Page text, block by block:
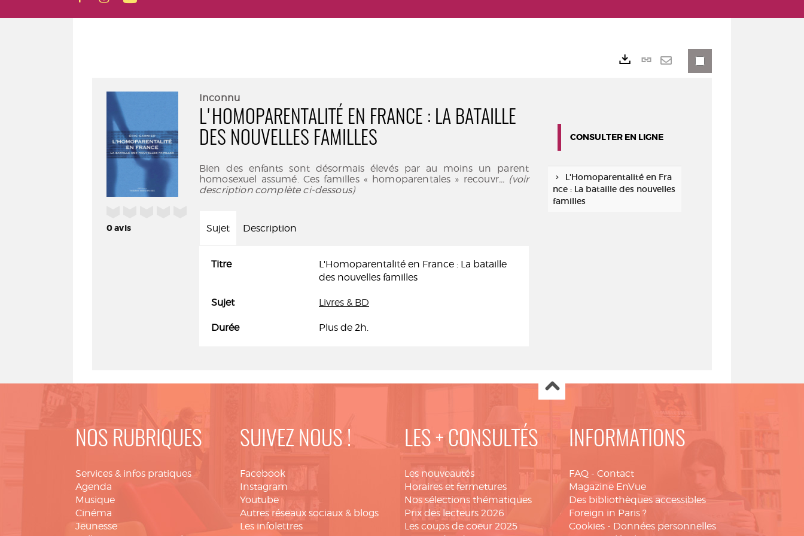
0avis
Inconnu
L'HOMOPARENTALITÉ EN FRANCE : LA BATAILLE
DES NOUVELLES FAMILLES
Bien des enfants sont désormais élevés par au moins un parent
homosexuel assumé. Ces familles « homoparentales » recouvr... (voir
description complète ci-dessous)
Sujet Description
Titre
L'Homoparentalité en France : La bataille
des nouvelles familles
Sujet Livres & BD
Durée Plus de 2h.
Lien
CONSULTER EN LIGNE
L'Homoparentalité en Fra
nce : La bataille des nouvelles
familles
NOS RUBRIQUES
Services & infos pratiques
Agenda
Musique
Cinéma
Jeunesse
SUIVEZ NOUS !
Facebook
Instagram
Youtube
Autres réseaux sociaux & blogs
Les infolettres
LES + CONSULTÉS
Les nouveautés
Horaires et fermetures
Nos sélections thématiques
Prix des lecteurs 2026
Les coups de coeur 2025
INFORMATIONS
FAQ - Contact
Magazine EnVue
Des bibliothèques accessibles
Foreign in Paris ?
Cookies - Données personnelles